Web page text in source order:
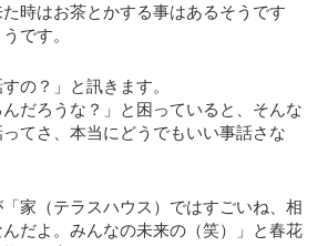
時はお茶とかする事はあるそうです
です。
すの？」
と訊きます。
だろうな？」と困っていると、そんな
てさ、本当にどうでもいい事話さな
「家（テラスハウス）ではすごいね、相
だよ。みんなの未来の（笑）」
と春花